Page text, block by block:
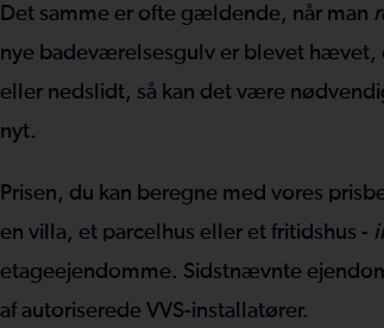
Det samme er ofte gældende, når man
nye badeværelsesgulv er blevet hævet,
eller nedslidt, så kan det være
nyt.
Prisen, du kan beregne med vores
en villa, et parcelhus eller et fritidshus -
etageejendomme. Sidstnævnte
af autoriserede VVS-installatører.